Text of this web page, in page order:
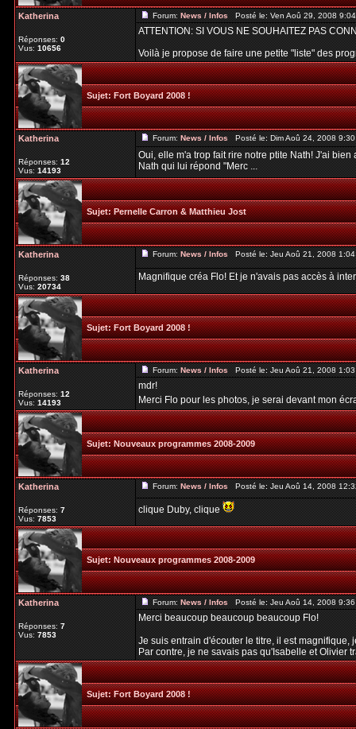
Katherina
Réponses:0
Vus:10656
Forum:News / InfosPosté le: Ven Aoû 29, 2008
ATTENTION: SI VOUS NE SOUHAITEZ PAS
Voilà je propose de faire une petite "liste" des
Sujet:Fort Boyard 2008 !
Katherina
Réponses:12
Vus:14193
Forum:News / InfosPosté le: Dim Aoû 24, 2008
Oui, elle m'a trop fait rire notre ptite Nath! J'ai
Nath qui lui répond "Merc ...
Sujet:Pernelle Carron & Matthieu Jost
Katherina
Réponses:38
Vus:20734
Forum:News / InfosPosté le: Jeu Aoû 21, 2008
Magnifique créa Flo! Et je n'avais pas accès à
Sujet:Fort Boyard 2008 !
Katherina
Réponses:12
Vus:14193
Forum:News / InfosPosté le: Jeu Aoû 21, 2008
mdr!
Merci Flo pour les photos, je serai devant mon
Sujet:Nouveaux programmes 2008-2009
Katherina
Réponses:7
Vus:7853
Forum:News / InfosPosté le: Jeu Aoû 14, 2008
clique Duby, clique
Sujet:Nouveaux programmes 2008-2009
Katherina
Réponses:7
Vus:7853
Forum:News / InfosPosté le: Jeu Aoû 14, 2008
Merci beaucoup beaucoup beaucoup Flo!
Je suis entrain d'écouter le titre, il est
Par contre, je ne savais pas qu'Isabelle et Olivier
Sujet:Fort Boyard 2008 !